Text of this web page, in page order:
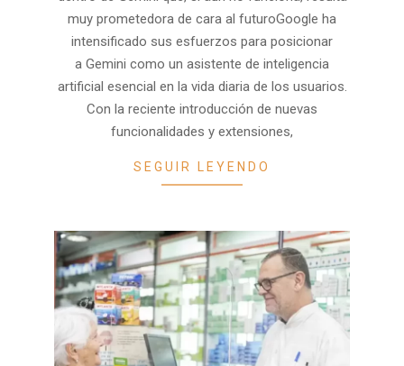
muy prometedora de cara al futuroGoogle ha
intensificado sus esfuerzos para posicionar
a Gemini como un asistente de inteligencia
artificial esencial en la vida diaria de los usuarios.
Con la reciente introducción de nuevas
funcionalidades y extensiones,
SEGUIR LEYENDO